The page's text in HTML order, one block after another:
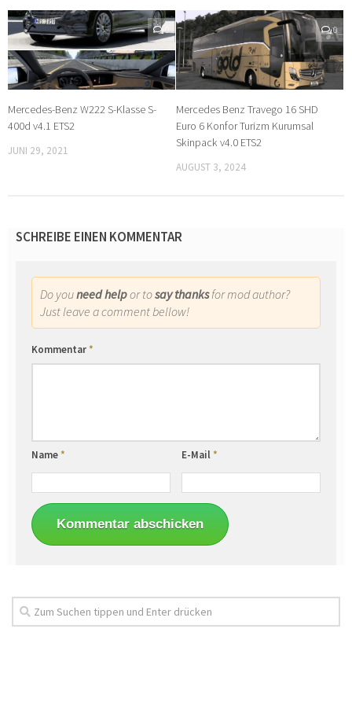
0
Mercedes-Benz W222 S-Klasse S-
400d v4.1 ETS2
JUNI 29, 2021
0
Mercedes Benz Travego 16 SHD
Euro 6 Konfor Turizm Kurumsal
Skinpack v4.0 ETS2
AUGUST 3, 2024
SCHREIBE EINEN KOMMENTAR
Do youneed helpor tosay thanksfor mod author?
Just leave a comment bellow!
Kommentar*
Name* E-Mail*